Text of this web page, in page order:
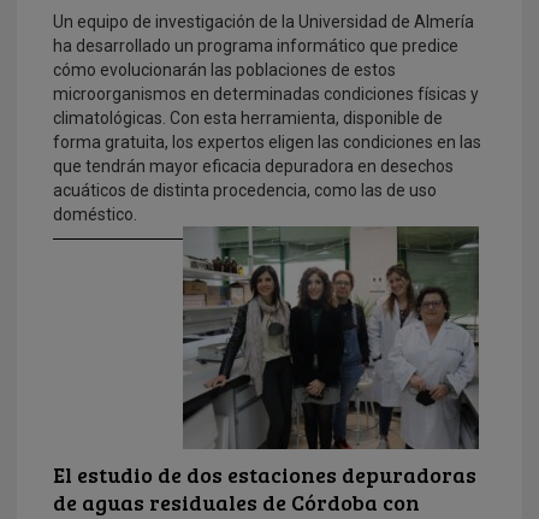
Un equipo de investigación de la Universidad de Almería
ha desarrollado un programa informático que predice
cómo evolucionarán las poblaciones de estos
microorganismos en determinadas condiciones físicas y
climatológicas. Con esta herramienta, disponible de
forma gratuita, los expertos eligen las condiciones en las
que tendrán mayor eficacia depuradora en desechos
acuáticos de distinta procedencia, como las de uso
doméstico.
El estudio de dos estaciones depuradoras
de aguas residuales de Córdoba con